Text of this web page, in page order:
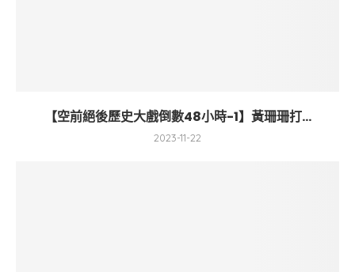
【空前絕後歷史大戲倒數48小時-1】黃珊珊打...
2023-11-22